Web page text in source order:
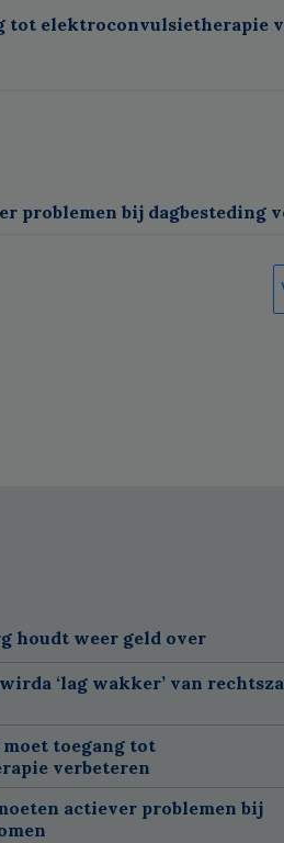
tot elektroconvulsietherapie
problemen bij dagbesteding
houdt weer geld over
‘lag wakker’ van
toegang tot
verbeteren
actiever problemen bij